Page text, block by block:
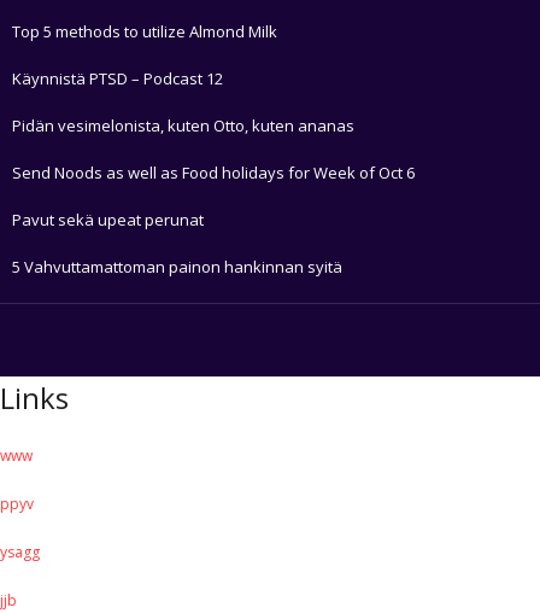
Top 5 methods to utilize Almond Milk
Käynnistä PTSD – Podcast 12
Pidän vesimelonista, kuten Otto, kuten ananas
Send Noods as well as Food holidays for Week of Oct 6
Pavut sekä upeat perunat
5 Vahvuttamattoman painon hankinnan syitä
Links
www
ppyv
ysagg
jjb